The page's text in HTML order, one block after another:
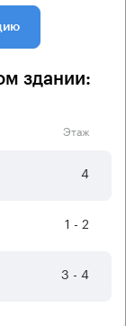
здании:
Этаж
4
1 - 2
3 - 4